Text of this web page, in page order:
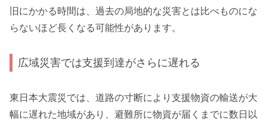
旧にかかる時間は、過去の局地的な災害とは比べものにな
らないほど長くなる可能性があります。
広域災害では支援到達がさらに遅れる
東日本大震災では、道路の寸断により支援物資の輸送が大
幅に遅れた地域があり、避難所に物資が届くまでに数日以